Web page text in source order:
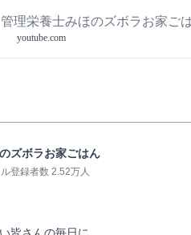
管理栄養士みほのズボラお家ご
youtube.com
ズボラお家ごはん
登録者数 2.52万人
皆さんの毎日に、